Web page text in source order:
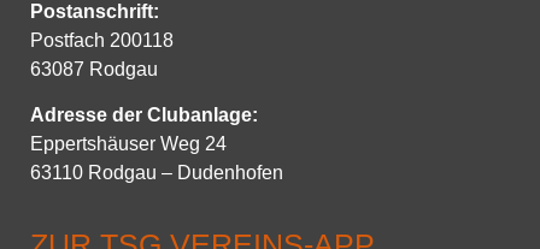
Postanschrift:
Postfach 200118
63087 Rodgau
Adresse der Clubanlage:
Eppertshäuser Weg 24
63110 Rodgau – Dudenhofen